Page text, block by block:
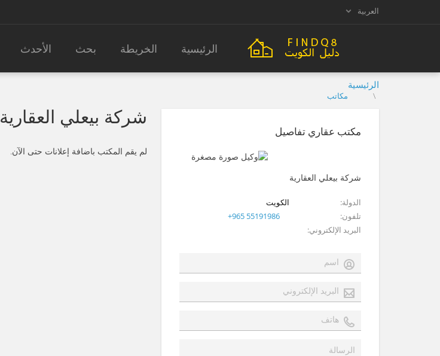
العربية
الرئيسية الخريطة بحث الأحدث
الرئيسية
مكاتب
مكتب عقاري تفاصيل
شركة بيعلي العقارية
الدولة
الكويت
تلفون
+965 55191986
البريد الإلكتروني
شركة بيعلي العقارية
لم يقم المكتب باضافة إعلانات حتى الآن.